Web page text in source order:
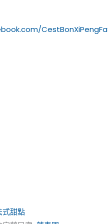
式甜點